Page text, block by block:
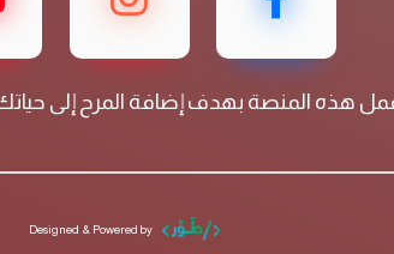
هذه المنصة بهدف إضافة المرح إلى
Designed & Powered by